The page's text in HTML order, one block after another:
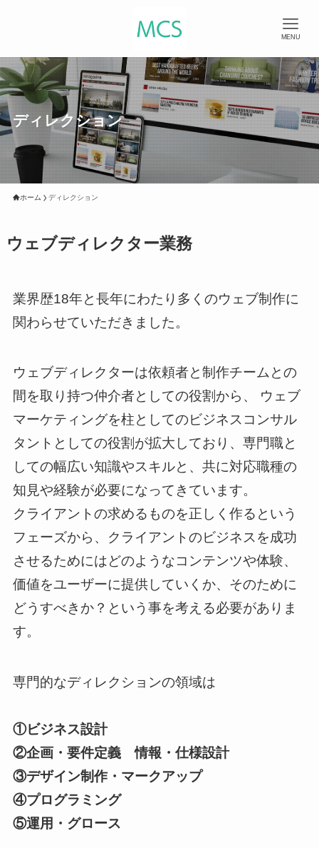
MENU
ディレクション
ホーム ディレクション
ウェブディレクター業務
業界歴18年と長年にわたり多くのウェブ制作に
関わらせていただきました。
ウェブディレクターは依頼者と制作チームとの
間を取り持つ仲介者としての役割から、 ウェブ
マーケティングを柱としてのビジネスコンサル
タントとしての役割が拡大しており、専門職と
しての幅広い知識やスキルと、共に対応職種の
知見や経験が必要になってきています。
クライアントの求めるものを正しく作るという
フェーズから、クライアントのビジネスを成功
させるためにはどのようなコンテンツや体験、
価値をユーザーに提供していくか、そのために
どうすべきか？という事を考える必要がありま
す。
専門的なディレクションの領域は
①ビジネス設計
②企画・要件定義 情報・仕様設計
③デザイン制作・マークアップ
④プログラミング
⑤運用・グロース